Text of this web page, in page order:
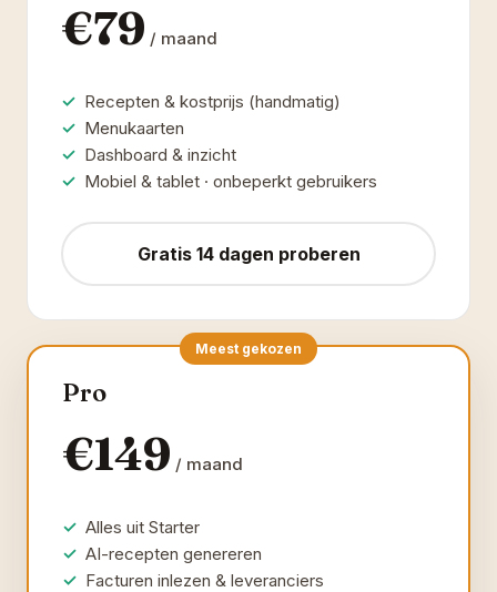
€79 / maand
Recepten & kostprijs (handmatig)
Menukaarten
Dashboard & inzicht
Mobiel & tablet · onbeperkt gebruikers
Gratis 14 dagen proberen
Meest gekozen
Pro
€149 / maand
Alles uit Starter
AI-recepten genereren
Facturen inlezen & leveranciers